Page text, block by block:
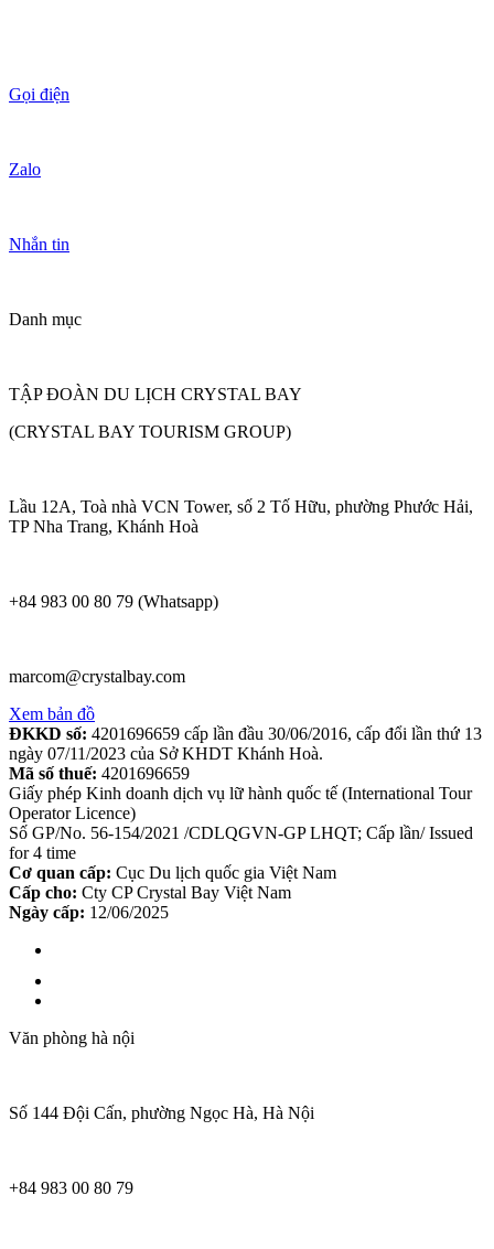
Gọi điện
Zalo
Nhắn tin
Danh mục
TẬP ĐOÀN DU LỊCH CRYSTAL BAY
(CRYSTAL BAY TOURISM GROUP)
Lầu 12A, Toà nhà VCN Tower, số 2 Tố Hữu, phường Phước Hải,
TP Nha Trang, Khánh Hoà
+84 983 00 80 79 (Whatsapp)
marcom@crystalbay.com
Xem bản đồ
ĐKKD số: 4201696659 cấp lần đầu 30/06/2016, cấp đổi lần thứ 13
ngày 07/11/2023 của Sở KHDT Khánh Hoà.
Mã số thuế: 4201696659
Giấy phép Kinh doanh dịch vụ lữ hành quốc tế (International Tour
Operator Licence)
Số GP/No. 56-154/2021 /CDLQGVN-GP LHQT; Cấp lần/ Issued
for 4 time
Cơ quan cấp: Cục Du lịch quốc gia Việt Nam
Cấp cho: Cty CP Crystal Bay Việt Nam
Ngày cấp: 12/06/2025
Văn phòng hà nội
Số 144 Đội Cấn, phường Ngọc Hà, Hà Nội
+84 983 00 80 79